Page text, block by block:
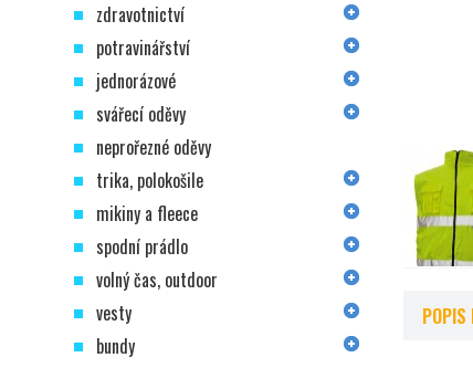
POPIS
zdravotnictví
potravinářství
jednorázové
svářecí oděvy
neprořezné oděvy
trika, polokošile
mikiny a fleece
spodní prádlo
volný čas, outdoor
vesty
bundy